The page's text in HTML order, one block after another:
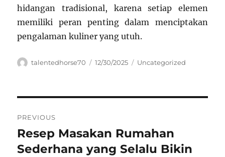
hidangan tradisional, karena setiap elemen
memiliki peran penting dalam menciptakan
pengalaman kuliner yang utuh.
Author
talentedhorse70
Posted
12/30/2025 Categories
Uncategorized
pos
PREVIOUS
Previous
post:
Resep Masakan Rumahan
Sederhana yang Selalu Bikin